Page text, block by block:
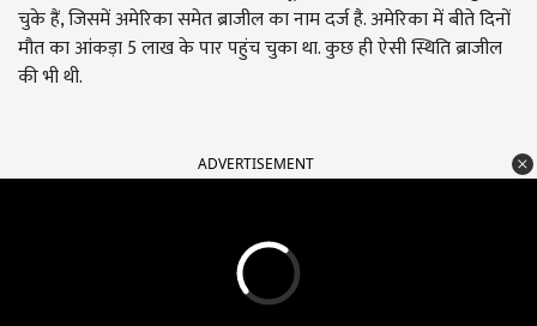
चुके हैं, जिसमें अमेरिका समेत ब्राजील का नाम दर्ज है. अमेरिका में बीते दिनों
मौत का आंकड़ा 5 लाख के पार पहुंच चुका था. कुछ ही ऐसी स्थिति ब्राजील
की भी थी.
ADVERTISEMENT